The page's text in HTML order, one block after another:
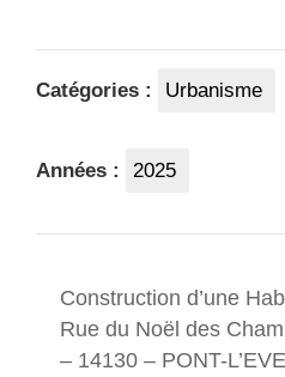
Catégories : Urbanisme
Années : 2025
Construction d’une
Rue du Noël des
– 14130 – PONT-